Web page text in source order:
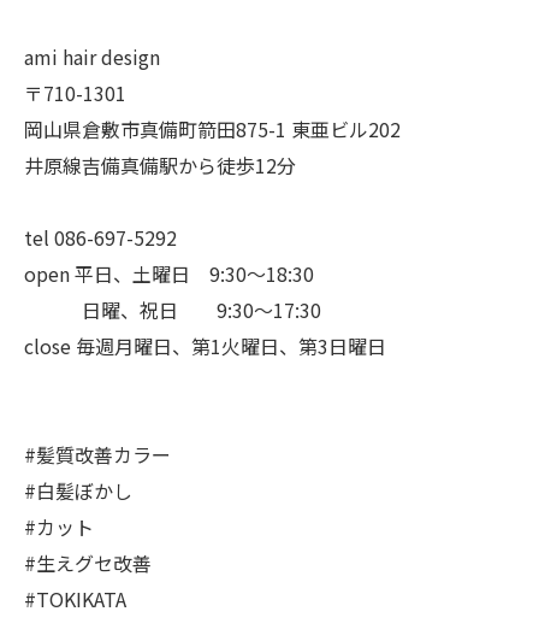
ami hair design
〒710-1301
岡山県倉敷市真備町箭田875-1 東亜ビル202
井原線吉備真備駅から徒歩12分
tel 086-697-5292
open 平日、土曜日 9:30〜18:30
日曜、祝日 9:30〜17:30
close 毎週月曜日、第1火曜日、第3日曜日
#髪質改善カラー
#白髪ぼかし
#カット
#生えグセ改善
#TOKIKATA